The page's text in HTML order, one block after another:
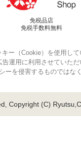
免税品店
免税手数料無料
ー（Cookie）を使用して
運用に利用させていただ
を侵害するものではな
Copyright (C)